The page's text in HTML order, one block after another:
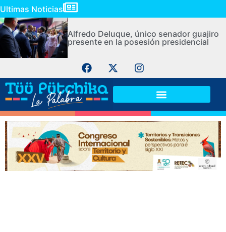
Ultimas Noticias
Alfredo Deluque, único senador guajiro
presente en la posesión presidencial